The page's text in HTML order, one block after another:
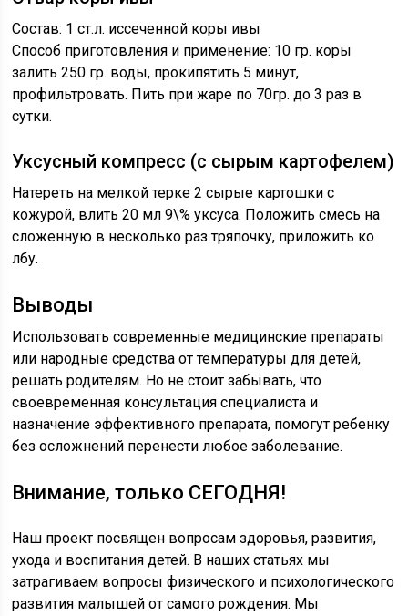
Состав: 1 ст.л. иссеченной коры ивы
Способ приготовления и применение: 10 гр. коры
залить 250 гр. воды, прокипятить 5 минут,
профильтровать. Пить при жаре по 70гр. до 3 раз в
сутки.
Уксусный компресс (с сырым картофелем)
Натереть на мелкой терке 2 сырые картошки с
кожурой, влить 20 мл 9\% уксуса. Положить смесь на
сложенную в несколько раз тряпочку, приложить ко
лбу.
Выводы
Использовать современные медицинские препараты
или народные средства от температуры для детей,
решать родителям. Но не стоит забывать, что
своевременная консультация специалиста и
назначение эффективного препарата, помогут ребенку
без осложнений перенести любое заболевание.
Внимание, только СЕГОДНЯ!
Наш проект посвящен вопросам здоровья, развития,
ухода и воспитания детей. В наших статьях мы
затрагиваем вопросы физического и психологического
развития малышей от самого рождения. Мы